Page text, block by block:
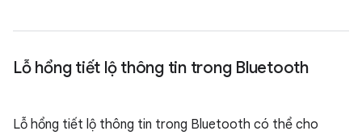
Lỗ hổng tiết lộ thông tin trong Bluetooth
Lỗ hổng tiết lộ thông tin trong Bluetooth có thể cho